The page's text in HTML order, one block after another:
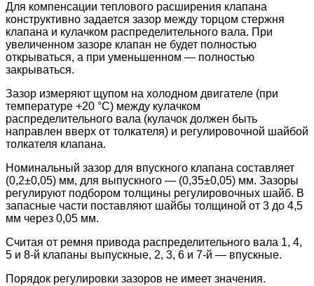
Для компенсации теплового расширения клапана
конструктивно задается зазор между торцом стержня
клапана и кулачком распределительного вала. При
увеличенном зазоре клапан не будет полностью
открываться, а при уменьшенном — полностью
закрываться.
Зазор измеряют щупом на холодном двигателе (при
температуре +20 °С) между кулачком
распределительного вала (кулачок должен быть
направлен вверх от толкателя) и регулировочной шайбой
толкателя клапана.
Номинальный зазор для впускного клапана составляет
(0,2±0,05) мм, для выпускного — (0,35±0,05) мм. Зазоры
регулируют подбором толщины регулировочных шайб. В
запасные части поставляют шайбы толщиной от 3 до 4,5
мм через 0,05 мм.
Считая от ремня привода распределительного вала 1, 4,
5 и 8-й клапаны выпускные, 2, 3, 6 и 7-й — впускные.
Порядок регулировки зазоров не имеет значения.